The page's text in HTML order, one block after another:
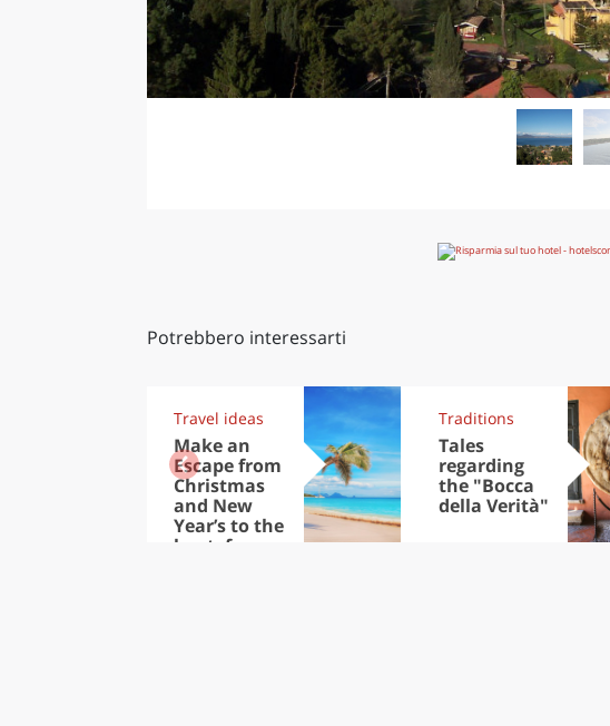
Potrebbero interessarti
Travel ideas
Make an
Escape from
Christmas
and New
Year’s to the
heat: from
Traditions
Tales
regarding
the "Bocca
della Verità"